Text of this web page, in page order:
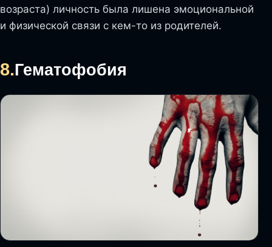
возраста) личность была лишена эмоциональной
и физической связи с кем-то из родителей.
8.Гематофобия